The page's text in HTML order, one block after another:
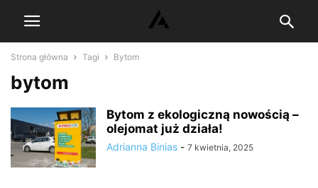
Strona główna Tagi Bytom
bytom
Bytom z ekologiczną nowością –
olejomat już działa!
Adrianna Binias - 7 kwietnia, 2025